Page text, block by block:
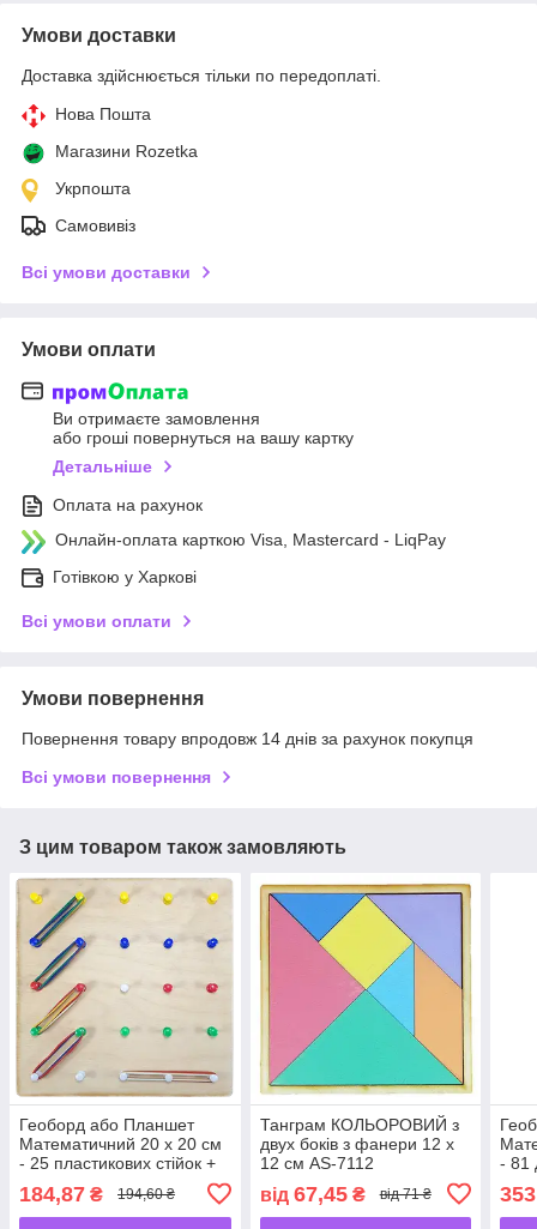
Умови доставки
Доставка здійснюється тільки по передоплаті.
Нова Пошта
Магазини Rozetka
Укрпошта
Самовивіз
Всі умови доставки
Умови оплати
Ви отримаєте замовлення
або гроші повернуться на вашу картку
Детальніше
Оплата на рахунок
Онлайн-оплата карткою Visa, Mastercard - LiqPay
Готівкою у Харкові
Всі умови оплати
Умови повернення
Повернення товару впродовж 14 днів за рахунок покупця
Всі умови повернення
З цим товаром також замовляють
Геоборд або Планшет
Математичний 20 х 20 см
- 25 пластикових стійок +
184,87 ₴ 194,60 ₴
Танграм КОЛЬОРОВИЙ з
двух боків з фанери 12 х
12 см AS-7112
від 67,45₴ від 71 ₴
- 81